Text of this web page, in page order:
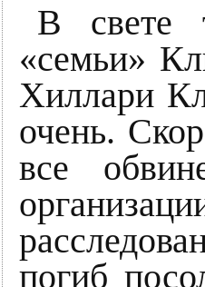
В свете
«семьи»
Хиллари
очень.
все
погиб